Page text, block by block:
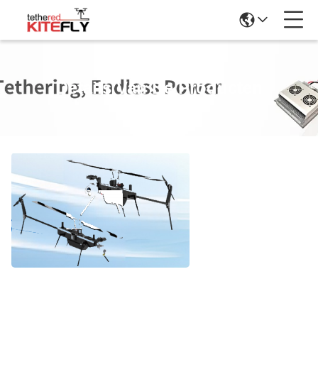
Details Van De Producten